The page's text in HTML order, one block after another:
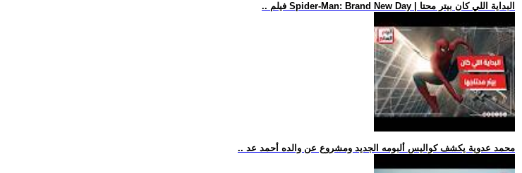
.. فيلم Spider-Man: Brand New Day | البداية اللي كان بيتر محتا
.. محمد عدوية يكشف كواليس ألبومه الجديد ومشروع عن والده أحمد عد